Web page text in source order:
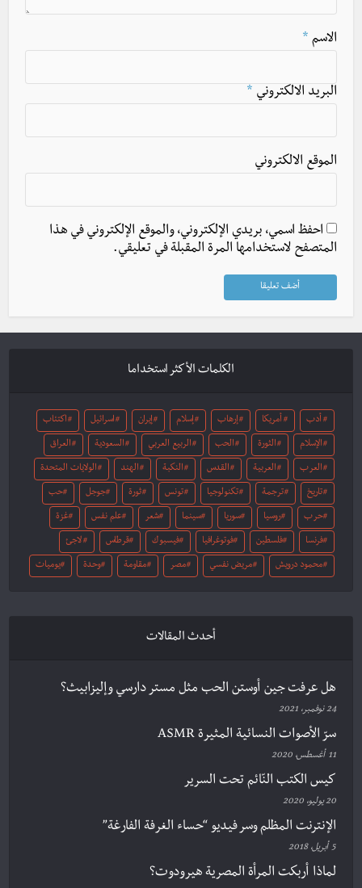
الاسم *
البريد الالكتروني *
الموقع الالكتروني
احفظ اسمي، بريدي الإلكتروني، والموقع الإلكتروني في هذا
المتصفح لاستخدامها المرة المقبلة في تعليقي.
الكلمات الأكثر استخداما
أدب أمريكا إرهاب إسلام إيران اسرائيل اكتئاب
الإسلام الثورة الحب الربيع العربي السعودية العراق
العرب العربية القدس النكبة الهند الولايات المتحدة
تاريخ ترجمة تكنولوجيا تونس ثورة جوجل حب
حرب روسيا سوريا سينما شعر علم نفس غزة
فرنسا فلسطين فوتوغرافيا فيسبوك قرطاس لاجئ
محمود درويش مريض نفسي مصر مقاومة وحدة يوميات
أحدث المقالات
هل عرفت جين أوستن الحب مثل مستر دارسي وإليزابيث؟
24 نوفمبر، 2021
سرّ الأصوات النسائية المثيرة ASMR
11 أغسطس، 2020
كيس الكتب النّائم تحت السرير
20 يوليو، 2020
الإنترنت المظلم وسر فيديو “حساء الغرفة الفارغة”
5 أبريل، 2018
لماذا أربكت المرأة المصرية هيرودوت؟